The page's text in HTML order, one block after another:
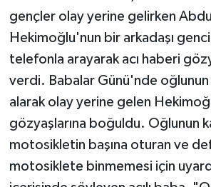
gençler olay yerine gelirken
Hekimoğlu'nun bir arkadaşı
telefonla arayarak acı haberi
verdi. Babalar Günü'nde
alarak olay yerine gelen
gözyaşlarına boğuldu. Oğlunun
motosikletin başına oturan ve
motosiklete binmemesi için